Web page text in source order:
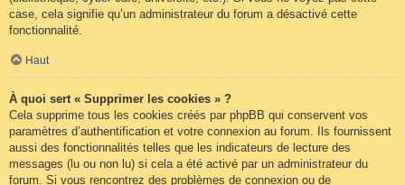
case, cela signifie qu’un administrateur du forum a désactivé cette
fonctionnalité.
Haut
À quoi sert « Supprimer les cookies » ?
Cela supprime tous les cookies créés par phpBB qui conservent vos
paramètres d’authentification et votre connexion au forum. Ils fournissent
aussi des fonctionnalités telles que les indicateurs de lecture des
messages (lu ou non lu) si cela a été activé par un administrateur du
forum. Si vous rencontrez des problèmes de connexion ou de